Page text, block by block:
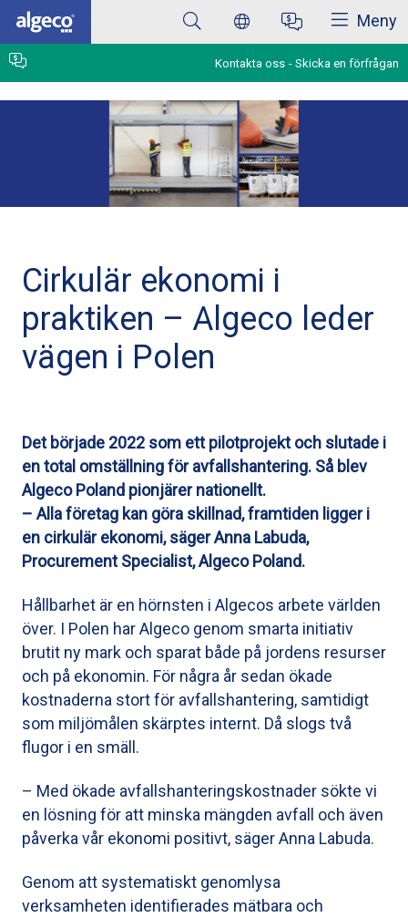
Hoppa
huvudinnehåll
Meny
Kontakta oss Skicka en förfrågan
Cirkulär ekonomi i
praktiken – Algeco leder
vägen i Polen
Det började 2022 som ett pilotprojekt och slutade i
en total omställning för avfallshantering. Så blev
Algeco Poland pionjärer nationellt.
– Alla företag kan göra skillnad, framtiden ligger i
en cirkulär ekonomi, säger Anna Labuda,
Procurement Specialist, Algeco Poland.
Hållbarhet är en hörnsten i Algecos arbete världen
över. I Polen har Algeco genom smarta initiativ
brutit ny mark och sparat både på jordens resurser
och på ekonomin. För några år sedan ökade
kostnaderna stort för avfallshantering, samtidigt
som miljömålen skärptes internt. Då slogs två
flugor i en smäll.
– Med ökade avfallshanteringskostnader sökte vi
en lösning för att minska mängden avfall och även
påverka vår ekonomi positivt, säger Anna Labuda.
Genom att systematiskt genomlysa
verksamheten identifierades mätbara och